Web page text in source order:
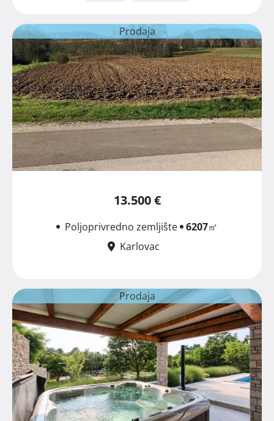
Prodaja
13.500 €
Poljoprivredno zemljište 6207㎡
Karlovac
Prodaja